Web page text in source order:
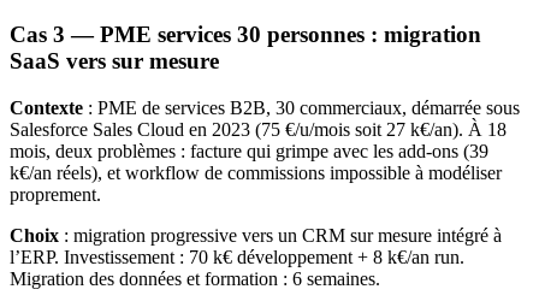
Cas 3 — PME services 30 personnes : migration
SaaS vers sur mesure
Contexte : PME de services B2B, 30 commerciaux, démarrée sous
Salesforce Sales Cloud en 2023 (75 €/u/mois soit 27 k€/an). À 18
mois, deux problèmes : facture qui grimpe avec les add-ons (39
k€/an réels), et workflow de commissions impossible à modéliser
proprement.
Choix : migration progressive vers un CRM sur mesure intégré à
l’ERP. Investissement : 70 k€ développement + 8 k€/an run.
Migration des données et formation : 6 semaines.